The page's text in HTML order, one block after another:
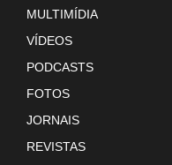
MULTIMÍDIA
VÍDEOS
PODCASTS
FOTOS
JORNAIS
REVISTAS